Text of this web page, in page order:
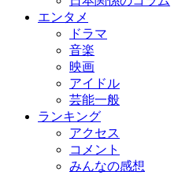
エンタメ
ドラマ
音楽
映画
アイドル
芸能一般
ランキング
アクセス
コメント
みんなの感想